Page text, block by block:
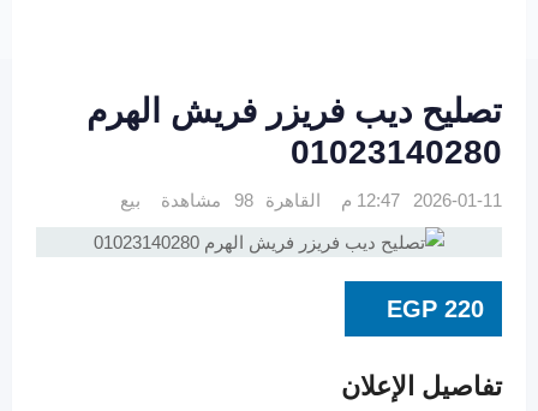
تصليح ديب فريزر فريش الهرم
01023140280
2026-01-11 12:47 م القاهرة 98 مشاهدة بيع
EGP 220
تفاصيل الإعلان